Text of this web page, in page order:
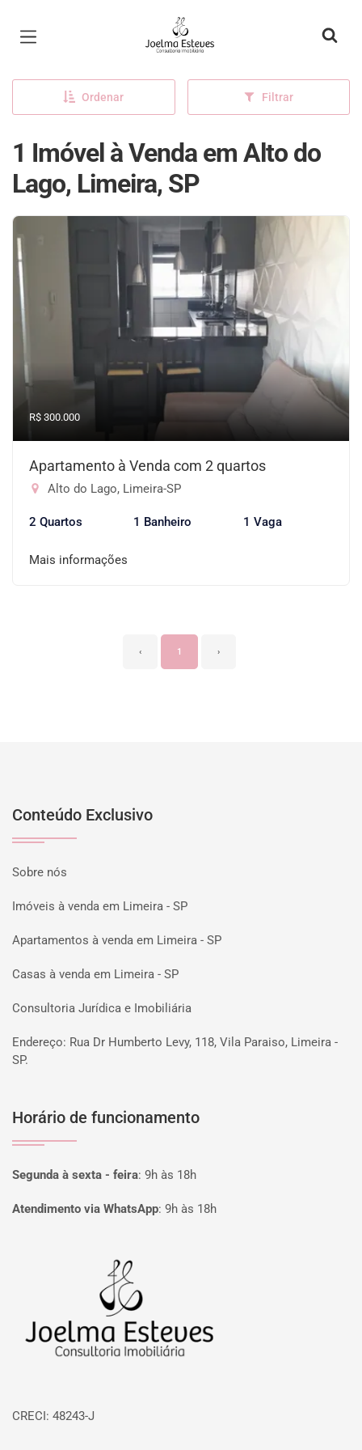
Página inicial
Ordenar Filtrar
1 Imóvel à Venda em Alto do
Lago, Limeira, SP
R$ 300.000
Apartamento à Venda com 2 quartos
Alto do Lago, Limeira-SP
2 Quartos 1 Banheiro 1 Vaga
Mais informações
‹ 1 ›
Conteúdo Exclusivo
Sobre nós
Imóveis à venda em Limeira - SP
Apartamentos à venda em Limeira - SP
Casas à venda em Limeira - SP
Consultoria Jurídica e Imobiliária
Endereço: Rua Dr Humberto Levy, 118, Vila Paraiso, Limeira -
SP.
Horário de funcionamento
Segunda à sexta - feira: 9h às 18h
Atendimento via WhatsApp: 9h às 18h
CRECI: 48243-J